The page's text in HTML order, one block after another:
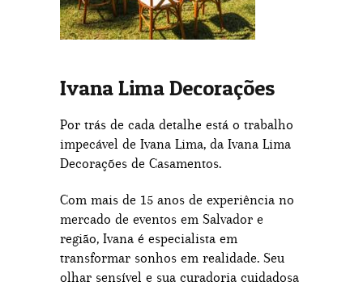
Ivana Lima Decorações
Por trás de cada detalhe está o trabalho
impecável de Ivana Lima, da Ivana Lima
Decorações de Casamentos.
Com mais de 15 anos de experiência no
mercado de eventos em Salvador e
região, Ivana é especialista em
transformar sonhos em realidade. Seu
olhar sensível e sua curadoria cuidadosa